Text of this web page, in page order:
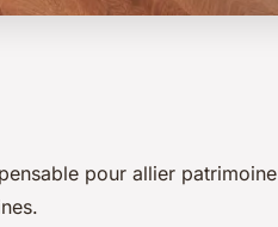
pour allier patrimoine